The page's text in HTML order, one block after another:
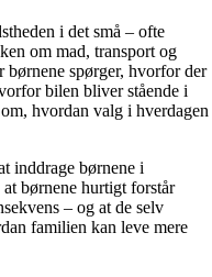
i det små – ofte
om mad, transport og
spørger, hvorfor der
bilen bliver stående i
hvordan valg i hverdagen
inddrage børnene i
børnene hurtigt forstår
– og at de selv
familien kan leve mere